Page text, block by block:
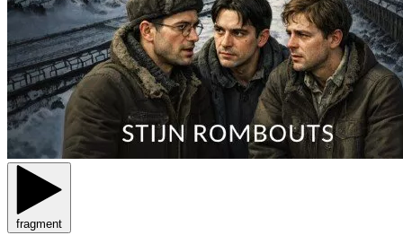
fragment